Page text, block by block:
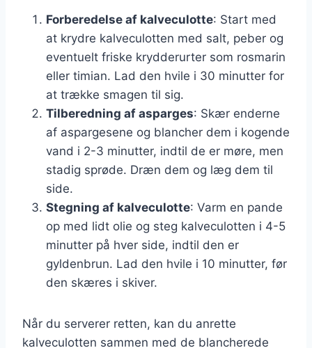
Forberedelse af kalveculotte: Start med
at krydre kalveculotten med salt, peber og
eventuelt friske krydderurter som rosmarin
eller timian. Lad den hvile i 30 minutter for
at trække smagen til sig.
Tilberedning af asparges: Skær enderne
af aspargesene og blancher dem i kogende
vand i 2-3 minutter, indtil de er møre, men
stadig sprøde. Dræn dem og læg dem til
side.
Stegning af kalveculotte: Varm en pande
op med lidt olie og steg kalveculotten i 4-5
minutter på hver side, indtil den er
gyldenbrun. Lad den hvile i 10 minutter, før
den skæres i skiver.
Når du serverer retten, kan du anrette
kalveculotten sammen med de blancherede